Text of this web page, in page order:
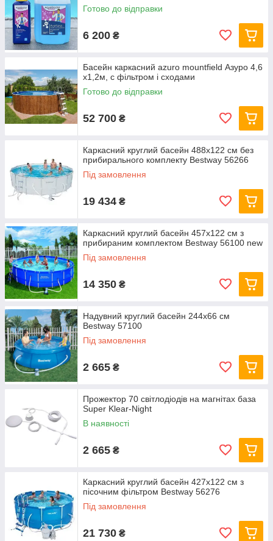
Готово до відправки
6 200 ₴
Басейн каркасний azuro mountfield Азуро 4,6
х1,2м, c фільтром і сходами
Готово до відправки
52 700 ₴
Каркасний круглий басейн 488x122 см без
прибирального комплекту Bestway 56266
Під замовлення
19 434 ₴
Каркасний круглий басейн 457x122 см з
прибираним комплектом Bestway 56100 new
Під замовлення
14 350 ₴
Надувний круглий басейн 244х66 см
Bestway 57100
Під замовлення
2 665 ₴
Прожектор 70 світлодіодів на магнітах база
Super Klear-Night
В наявності
2 665 ₴
Каркасний круглий басейн 427x122 см з
пісочним фільтром Bestway 56276
Під замовлення
21 730 ₴